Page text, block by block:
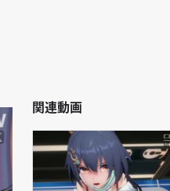
関連動画